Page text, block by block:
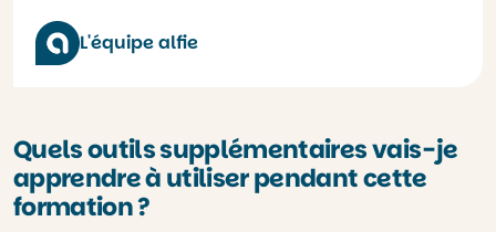
L'équipe alfie
Quels outils supplémentaires vais-je
apprendre à utiliser pendant cette
formation ?